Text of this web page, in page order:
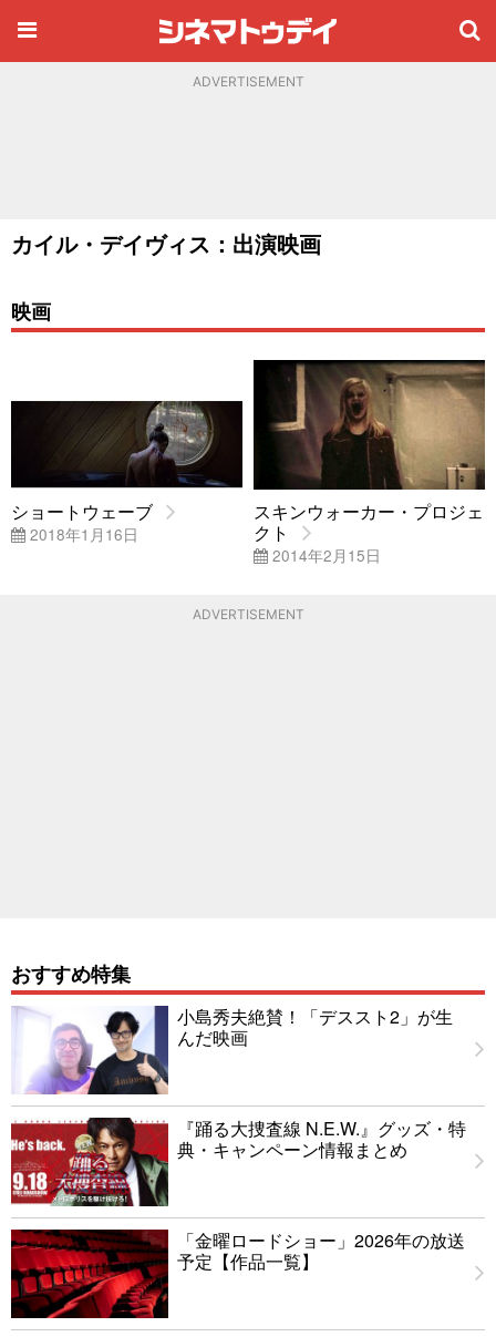
ADVERTISEMENT
カイル・デイヴィス：出演映画
映画
ショートウェーブ
2018年1月16日
スキンウォーカー・プロジェ
クト
2014年2月15日
ADVERTISEMENT
おすすめ特集
小島秀夫絶賛！「デススト2」が生
んだ映画
『踊る大捜査線 N.E.W.』グッズ・特
典・キャンペーン情報まとめ
「金曜ロードショー」2026年の放送
予定【作品一覧】